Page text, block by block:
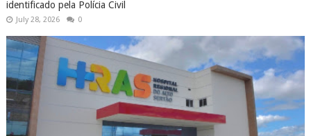
identificado pela Polícia Civil
July 28, 2026 0